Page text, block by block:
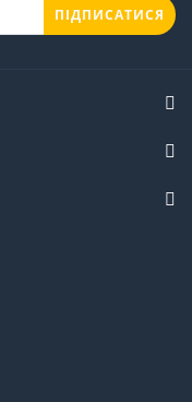
ПІДПИСАТИСЯ